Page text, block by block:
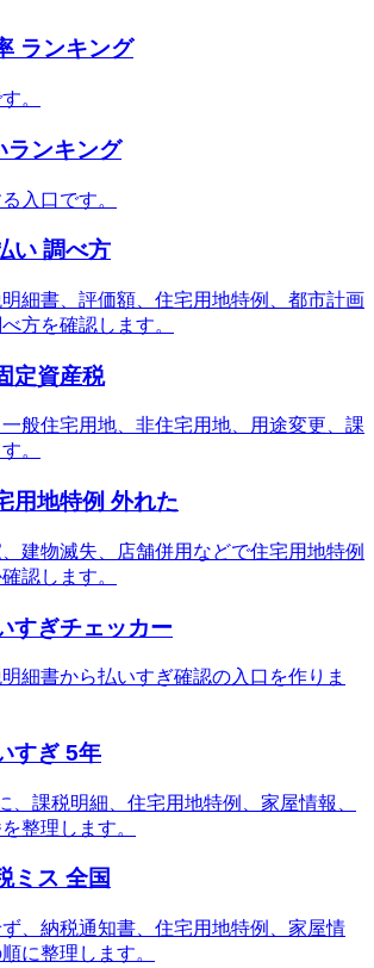
ランキング
。
ランキング
入口です。
い 調べ方
細書、評価額、住宅用地特例、都市計画
方を確認します。
定資産税
般住宅用地、非住宅用地、用途変更、課
。
用地特例 外れた
建物滅失、店舗併用などで住宅用地特例
認します。
すぎチェッカー
細書から払いすぎ確認の入口を作りま
すぎ 5年
、課税明細、住宅用地特例、家屋情報、
整理します。
ミス 全国
、納税通知書、住宅用地特例、家屋情
に整理します。